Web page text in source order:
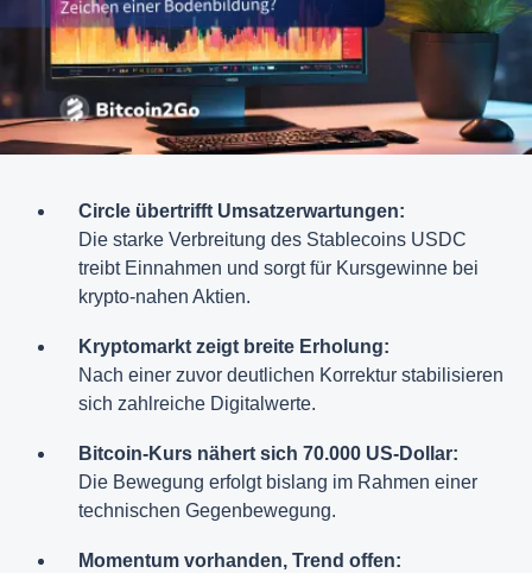
Circle übertrifft Umsatzerwartungen:
Die starke Verbreitung des Stablecoins USDC
treibt Einnahmen und sorgt für Kursgewinne bei
krypto-nahen Aktien.
Kryptomarkt zeigt breite Erholung:
Nach einer zuvor deutlichen Korrektur stabilisieren
sich zahlreiche Digitalwerte.
Bitcoin-Kurs nähert sich 70.000 US-Dollar:
Die Bewegung erfolgt bislang im Rahmen einer
technischen Gegenbewegung.
Momentum vorhanden, Trend offen: